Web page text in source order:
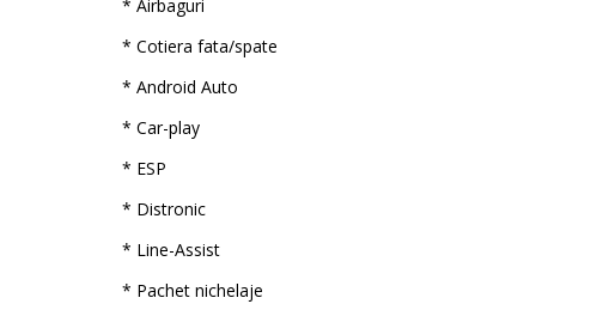
* Airbaguri
* Cotiera fata/spate
* Android Auto
* Car-play
* ESP
* Distronic
* Line-Assist
* Pachet nichelaje